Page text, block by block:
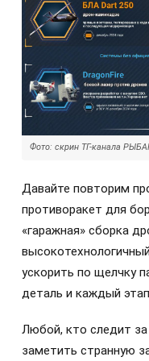
Фото: скрин ТГ-канала
Давайте повторим
противоракет для
«гаражная» сборка
ускорить по щелчку
деталь и каждый
Любой, кто следит
заметить странную